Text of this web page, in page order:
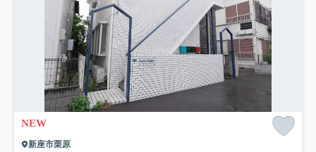
NEW
新座市栗原